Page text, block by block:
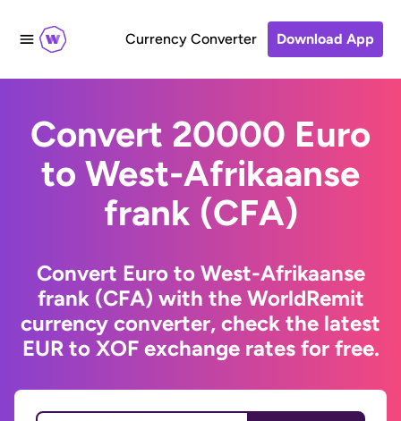
Currency Converter Download App
Convert 20000 Euro
to West-Afrikaanse
frank (CFA)
Convert Euro to West-Afrikaanse
frank (CFA) with the WorldRemit
currency converter, check the latest
EUR to XOF exchange rates for free.